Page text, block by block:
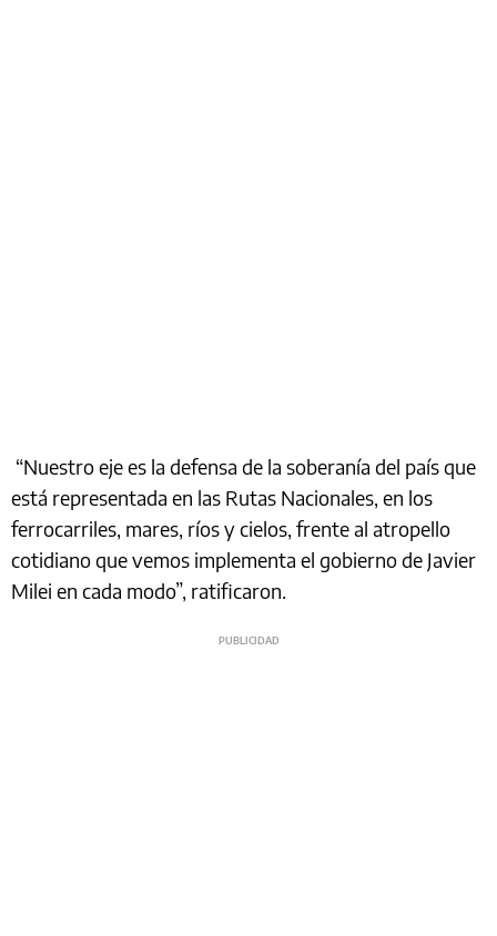
“Nuestro eje es la defensa de la soberanía del país que
está representada en las Rutas Nacionales, en los
ferrocarriles, mares, ríos y cielos, frente al atropello
cotidiano que vemos implementa el gobierno de Javier
Milei en cada modo”, ratificaron.